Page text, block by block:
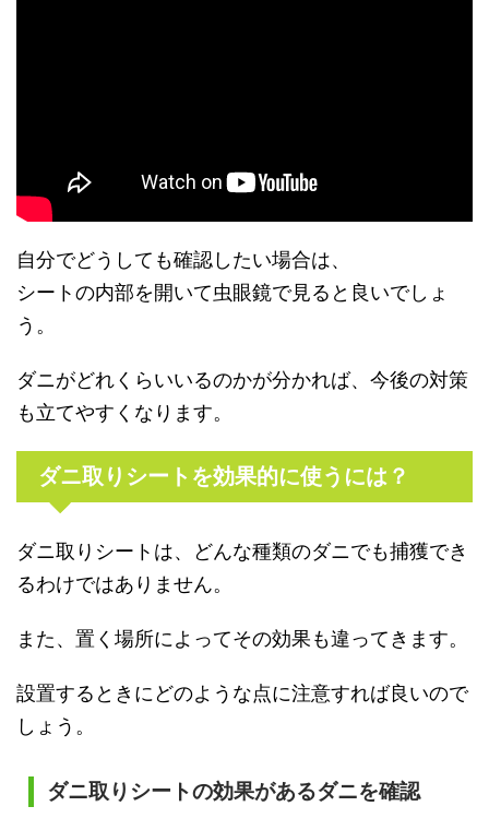
自分でどうしても確認したい場合は、
シートの内部を開いて虫眼鏡で見ると良いでしょ
う。
ダニがどれくらいいるのかが分かれば、今後の対策
も立てやすくなります。
ダニ取りシートを効果的に使うには？
ダニ取りシートは、どんな種類のダニでも捕獲でき
るわけではありません。
また、置く場所によってその効果も違ってきます。
設置するときにどのような点に注意すれば良いので
しょう。
ダニ取りシートの効果があるダニを確認